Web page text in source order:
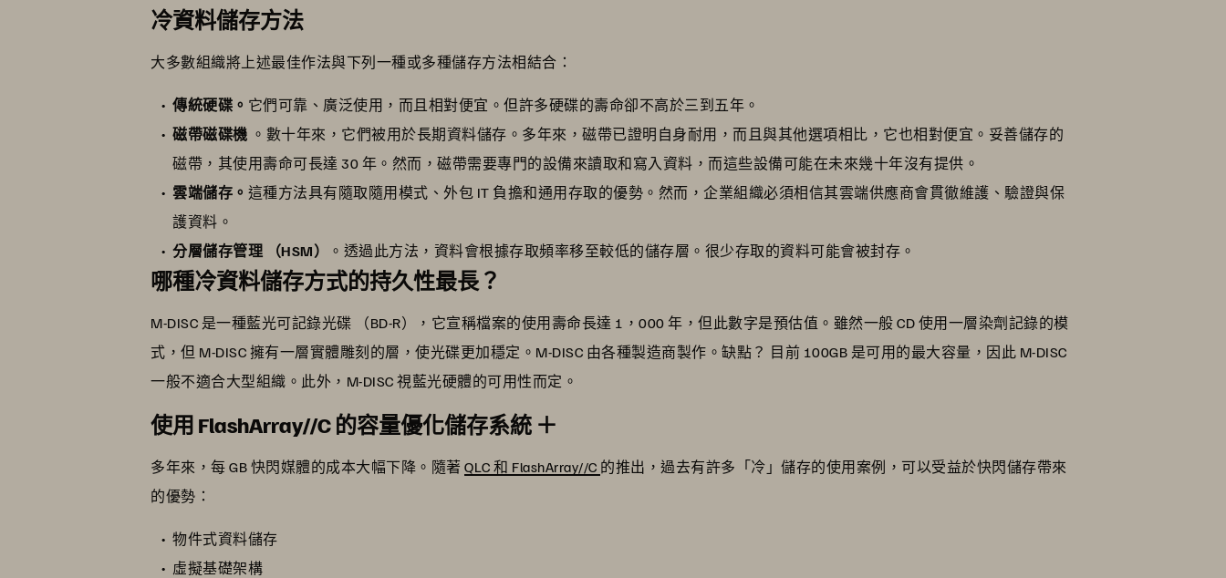
冷資料儲存方法
大多數組織將上述最佳作法與下列一種或多種儲存方法相結合：
傳統硬碟。 它們可靠、廣泛使用，而且相對便宜。但許多硬碟的壽命卻不高於三到五年。
磁帶磁碟機 。數十年來，它們被用於長期資料儲存。多年來，磁帶已證明自身耐用，而且與其他選項相比，它也相對便宜。妥善儲存的
磁帶，其使用壽命可長達 30 年。然而，磁帶需要專門的設備來讀取和寫入資料，而這些設備可能在未來幾十年沒有提供。
雲端儲存。 這種方法具有隨取隨用模式、外包 IT 負擔和通用存取的優勢。然而，企業組織必須相信其雲端供應商會貫徹維護、驗證與保
護資料。
分層儲存管理 （HSM）
。透過此方法，資料會根據存取頻率移至較低的儲存層。很少存取的資料可能會被封存。
哪種冷資料儲存方式的持久性最長？
M-DISC 是一種藍光可記錄光碟 （BD-R），它宣稱檔案的使用壽命長達 1，000 年，但此數字是預估值。雖然一般 CD 使用一層染劑記錄的模
式，但 M-DISC 擁有一層實體雕刻的層，使光碟更加穩定。M-DISC 由各種製造商製作。缺點？ 目前 100GB 是可用的最大容量，因此 M-DISC
一般不適合大型組織。此外，M-DISC 視藍光硬體的可用性而定。
使用 FlashArray//C 的容量優化儲存系統 ＋
多年來，每 GB 快閃媒體的成本大幅下降。隨著QLC 和 FlashArray//C 的推出，過去有許多「冷」儲存的使用案例，可以受益於快閃儲存帶來
的優勢：
物件式資料儲存
虛擬基礎架構